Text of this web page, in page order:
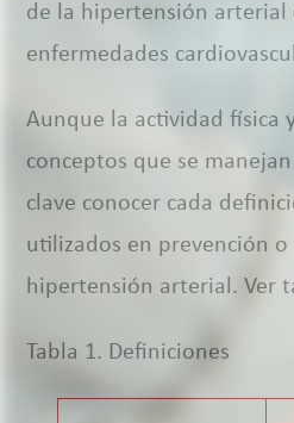
de la hipertensión arterial
enfermedades
Aunque la actividad física
conceptos que se
clave conocer cada
utilizados en prevención
hipertensión arterial. Ver
Tabla 1. Definiciones